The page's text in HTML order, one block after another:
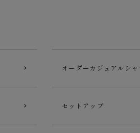
オーダー カジュアルシャ
セットアップ